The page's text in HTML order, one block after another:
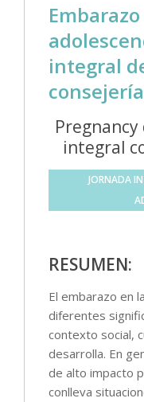
integral
integral
JORNADA
RESUMEN:
El embarazo en
diferentes
contexto social,
desarrolla. En
de alto impacto
conlleva